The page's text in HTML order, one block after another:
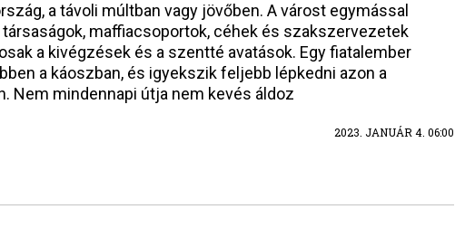
a távoli múltban vagy jövőben. A várost egymással
maffiacsoportok, céhek és szakszervezetek
a kivégzések és a szentté avatások. Egy fiatalember
a káoszban, és igyekszik feljebb lépkedni azon a
Nem mindennapi útja nem kevés áldoz
2023. JANUÁR 4. 06:00